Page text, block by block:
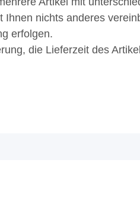
nichts anderes
erfolgen.
die Lieferzeit des